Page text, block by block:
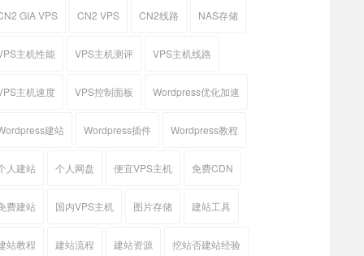
GIA VPS CN2 VPS CN2线路 NAS存储
主机性能 VPS主机测评 VPS主机线路
主机速度 VPS控制面板 Wordpress优化加速
建站 Wordpress插件 Wordpress教程
人建站 个人网盘 便宜VPS主机 免费CDN
费建站 国内VPS主机 图片存储 建站工具
站教程 建站流程 建站资源 挖站否建站经验